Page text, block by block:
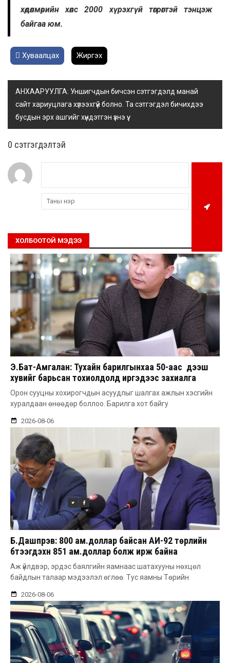
хөдөлмөрийн хөлс 2000 хүрэхгүй төгрөгтэй тэнцэж
байгаа юм.
Хуваалцах Жиргэх
АНХААРУУЛГА: Уншигчдын бичсэн сэтгэгдэлд манай
сайт хариуцлага хүлээхгүй болно. Та сэтгэгдэл бичихдээ
бусдын эрх ашгийг хүндэтгэн үзнэ үү.
0 cэтгэгдэлтэй
ХОЛБООТОЙ МЭДЭЭ
Э.Бат-Амгалан: Тухайн барилгынхаа 50-аас дээш
хувийг барьсан тохиолдолд иргэдээс захиалга
авдаг болгоно
Орон сууцны хохирогчдын асуудлыг шалгах ажлын хэсгийн
хуралдаан өнөөдөр боллоо. Барилга хот байгу
2026-08-06
Б.Дашпүрэв: 800 ам.доллар байсан АИ-92 төрлийн
бүтээгдэхүүн 851 ам.доллар болж ирж байна
Аж үйлдвэр, эрдэс баялгийн яамнаас шатахууны нөхцөл
байдлын талаар мэдээлэл өглөө. Тус яамны Төрийн
2026-08-06